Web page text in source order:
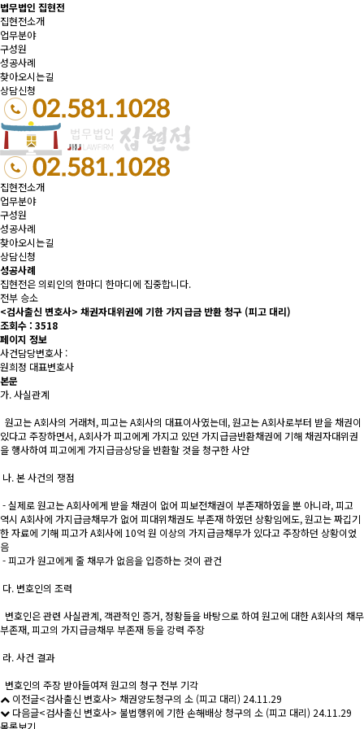
법무법인 집현전
집현전소개
업무분야
구성원
성공사례
찾아오시는길
상담신청
집현전소개
업무분야
구성원
성공사례
찾아오시는길
상담신청
성공사례
집현전은 의뢰인의 한마디 한마디에 집중합니다.
전부 승소
<검사출신 변호사> 채권자대위권에 기한 가지급금 반환 청구 (피고 대리)
조회수 : 3518
페이지 정보
사건담당변호사 :
원희정 대표변호사
본문
가. 사실관계
원고는 A회사의 거래처, 피고는 A회사의 대표이사였는데, 원고는 A회사로부터 받을 채권이
있다고 주장하면서, A회사가 피고에게 가지고 있던 가지급금반환채권에 기해 채권자대위권
을 행사하여 피고에게 가지급금상당을 반환할 것을 청구한 사안
나. 본 사건의 쟁점
- 실제로 원고는 A회사에게 받을 채권이 없어 피보전채권이 부존재하였을 뿐 아니라, 피고
역시 A회사에 가지급금채무가 없어 피대위채권도 부존재 하였던 상황임에도, 원고는 짜깁기
한 자료에 기해 피고가 A회사에 10억 원 이상의 가지급금채무가 있다고 주장하던 상황이었
음
- 피고가 원고에게 줄 채무가 없음을 입증하는 것이 관건
다. 변호인의 조력
변호인은 관련 사실관계, 객관적인 증거, 정황들을 바탕으로 하여 원고에 대한 A회사의 채무
부존재, 피고의 가지급금채무 부존재 등을 강력 주장
라. 사건 결과
변호인의 주장 받아들여져 원고의 청구 전부 기각
이전글<검사출신 변호사> 채권양도청구의 소 (피고 대리) 24.11.29
다음글<검사출신 변호사> 불법행위에 기한 손해배상 청구의 소 (피고 대리) 24.11.29
목록보기